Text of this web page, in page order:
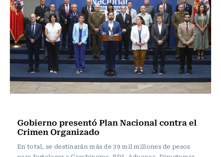
Gobierno presentó Plan Nacional contra el
Crimen Organizado
En total, se destinarán más de 39 mil millones de pesos